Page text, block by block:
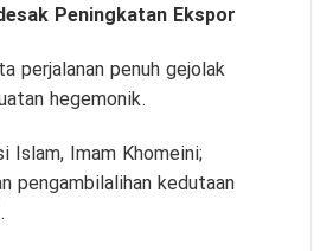
Peningkatan Ekspor
perjalanan penuh gejolak
hegemonik.
Islam, Imam Khomeini;
pengambilalihan kedutaan